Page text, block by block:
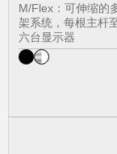
M/Flex：可伸缩的
架系统，每根主杆
六台显示器